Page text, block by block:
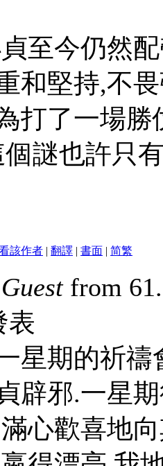
至今仍然
和堅持,不
打了一場
個謎也許只
該作者 | 翻譯 | 書面 | 简繁
Guestfrom
表
星期的祈
辟邪.一星
心歡喜地